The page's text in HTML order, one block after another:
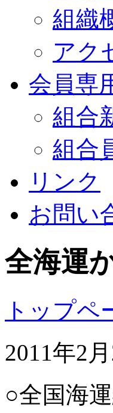
組織
アク
会員専
組合
組合
リンク
お問い
全海運
トップペ
2011年2
○全国海